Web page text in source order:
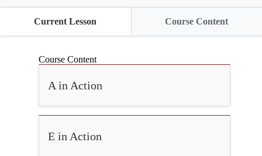
Current Lesson Course Content
Course Content
A in Action
E in Action